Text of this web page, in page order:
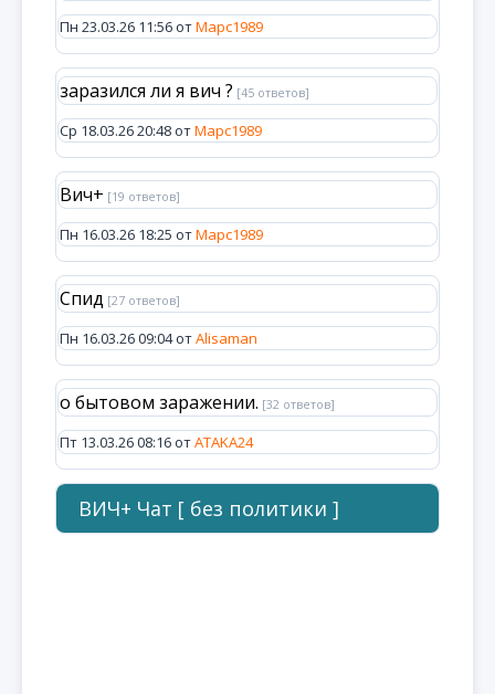
Пн 23.03.26 11:56 отМарс1989
заразился ли я вич ? [45 ответов]
Ср 18.03.26 20:48 отМарс1989
Вич+ [19 ответов]
Пн 16.03.26 18:25 отМарс1989
Спид [27 ответов]
Пн 16.03.26 09:04 отAlisaman
о бытовом заражении. [32 ответов]
Пт 13.03.26 08:16 отATAKA24
ВИЧ+ Чат [ без политики ]